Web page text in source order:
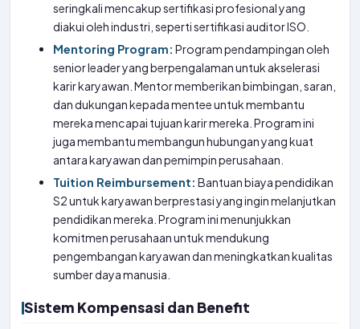
seringkali mencakup sertifikasi profesional yang
diakui oleh industri, seperti sertifikasi auditor ISO.
Mentoring Program: Program pendampingan oleh
senior leader yang berpengalaman untuk akselerasi
karir karyawan. Mentor memberikan bimbingan, saran,
dan dukungan kepada mentee untuk membantu
mereka mencapai tujuan karir mereka. Program ini
juga membantu membangun hubungan yang kuat
antara karyawan dan pemimpin perusahaan.
Tuition Reimbursement: Bantuan biaya pendidikan
S2 untuk karyawan berprestasi yang ingin melanjutkan
pendidikan mereka. Program ini menunjukkan
komitmen perusahaan untuk mendukung
pengembangan karyawan dan meningkatkan kualitas
sumber daya manusia.
Sistem Kompensasi dan Benefit